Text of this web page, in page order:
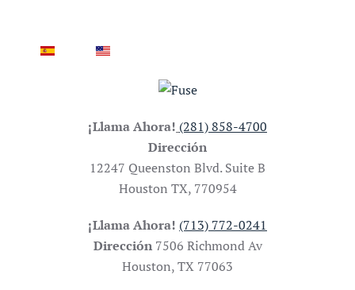
¡Llama Ahora! (281) 858-4700
Dirección
12247 Queenston Blvd. Suite B
Houston TX, 770954
¡Llama Ahora! (713) 772-0241
Dirección7506 Richmond Av
Houston, TX 77063